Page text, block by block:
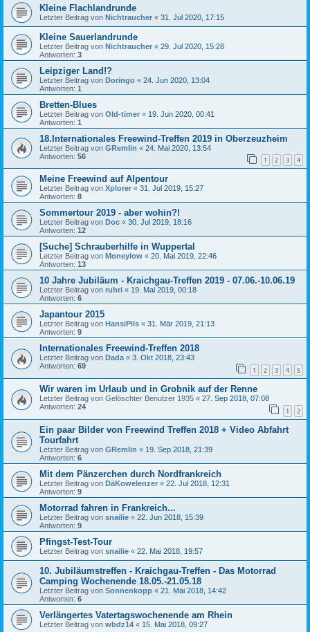
Kleine Flachlandrunde
Letzter Beitrag von Nichtraucher « 31. Jul 2020, 17:15
Kleine Sauerlandrunde
Letzter Beitrag von Nichtraucher « 29. Jul 2020, 15:28
Antworten: 3
Leipziger Land!?
Letzter Beitrag von Doringo « 24. Jun 2020, 13:04
Antworten: 1
Bretten-Blues
Letzter Beitrag von Old-timer « 19. Jun 2020, 00:41
Antworten: 1
18.Internationales Freewind-Treffen 2019 in Oberzeuzheim
Letzter Beitrag von GRemlin « 24. Mai 2020, 13:54
Antworten: 56 1 2 3 4
Meine Freewind auf Alpentour
Letzter Beitrag von Xplorer « 31. Jul 2019, 15:27
Antworten: 8
Sommertour 2019 - aber wohin?!
Letzter Beitrag von Doc « 30. Jul 2019, 18:16
Antworten: 12
[Suche] Schrauberhilfe in Wuppertal
Letzter Beitrag von Moneylow « 20. Mai 2019, 22:46
Antworten: 13
10 Jahre Jubiläum - Kraichgau-Treffen 2019 - 07.06.-10.06.19
Letzter Beitrag von ruhri « 19. Mai 2019, 00:18
Antworten: 6
Japantour 2015
Letzter Beitrag von HansiPils « 31. Mär 2019, 21:13
Antworten: 9
Internationales Freewind-Treffen 2018
Letzter Beitrag von Dada« 3. Okt 2018, 23:43
Antworten: 69 1 2 3 4 5
Wir waren im Urlaub und in Grobnik auf der Renne
Letzter Beitrag von Gelöschter Benutzer 1935 « 27. Sep 2018, 07:08
Antworten: 24 1 2
Ein paar Bilder von Freewind Treffen 2018 + Video Abfahrt
Tourfahrt
Letzter Beitrag von GRemlin « 19. Sep 2018, 21:39
Antworten: 6
Mit dem Pänzerchen durch Nordfrankreich
Letzter Beitrag von DäKowelenzer « 22. Jul 2018, 12:31
Antworten: 9
Motorrad fahren in Frankreich...
Letzter Beitrag von snailie « 22. Jun 2018, 15:39
Antworten: 9
Pfingst-Test-Tour
Letzter Beitrag von snailie « 22. Mai 2018, 19:57
10. Jubiläumstreffen - Kraichgau-Treffen - Das Motorrad
Camping Wochenende 18.05.-21.05.18
Letzter Beitrag von Sonnenkopp « 21. Mai 2018, 14:42
Antworten: 6
Verlängertes Vatertagswochenende am Rhein
Letzter Beitrag von wbdz14 « 15. Mai 2018, 09:27